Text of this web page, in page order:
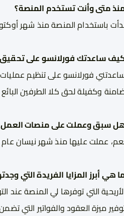
متى وأنت تستخدم المنصة؟
باستخدام المنصة منذ شهر أوكتوبر
ساعدتك فورلانسو على
فورلانسو على تنظيم
وكفيلة لحق كلا الطرفين
سبق وعملت على منصات العمل
عملت عليها منذ شهر نيسان عام 2020.
هي أبرز المزايا الفريدة التي
التي توفرها لي المنصة عند
ميزة العقود والفواتير التي